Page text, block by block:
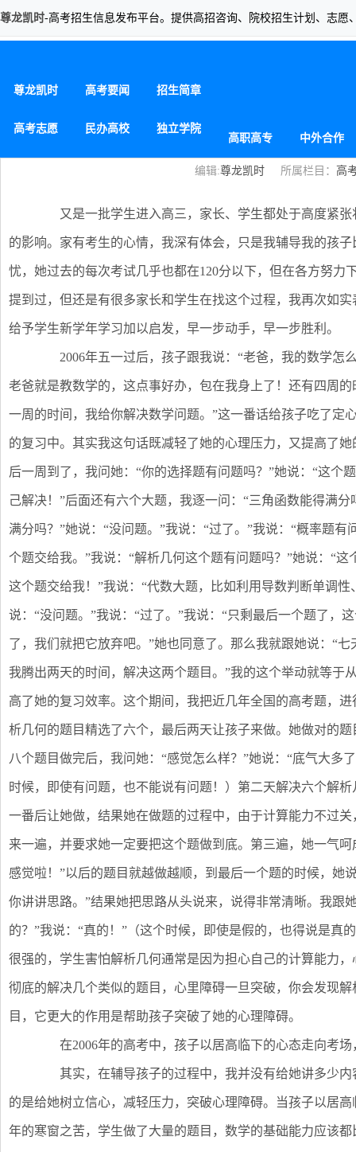
尊龙凯时-高考招生信息发布平台。提供高招咨询、院校招生计划、志愿
尊龙凯时 高考要闻 招生简章
高考志愿 民办高校
独立学院
高职高专
中外合作
编辑:尊龙凯时 所属栏目： 高
又是一批学生进入高三，家长、学生都处于高度紧张
的影响。家有考生的心情，我深有体会，只是我辅导我的孩
忧，她过去的每次考试几乎也都在120分以下，但在各方努力
提到过，但还是有很多家长和学生在找这个过程，我再次如
给予学生新学年学习加以启发，早一步动手，早一步胜利。
2006年五一过后，孩子跟我说：“老爸，我的数学怎
老爸就是教数学的，这点事好办，包在我身上了！还有四周
一周的时间，我给你解决数学问题。”这一番话给孩子吃了定
的复习中。其实我这句话既减轻了她的心理压力，又提高了
后一周到了，我问她：“你的选择题有问题吗？”她说：“这个
己解决！”后面还有六个大题，我逐一问：“三角函数能得满
满分吗？”她说：“没问题。”我说：“过了。”我说：“概率题
个题交给我。”我说：“解析几何这个题有问题吗？”她说：“
这个题交给我！”我说：“代数大题，比如利用导数判断单调
说：“没问题。”我说：“过了。”我说：“只剩最后一个题了，
了，我们就把它放弃吧。”她也同意了。那么我就跟她说：“
我腾出两天的时间，解决这两个题目。”我的这个举动就等于
高了她的复习效率。这个期间，我把近几年全国的高考题，
析几何的题目精选了六个，最后两天让孩子来做。她做对的
八个题目做完后，我问她：“感觉怎么样？”她说：“底气大多
时候，即使有问题，也不能说有问题！）第二天解决六个解
一番后让她做，结果她在做题的过程中，由于计算能力不过
来一遍，并要求她一定要把这个题做到底。第三遍，她一气
感觉啦！”以后的题目就越做越顺，到最后一个题的时候，她
你讲讲思路。”结果她把思路从头说来，说得非常清晰。我跟
的？”我说：“真的！”（这个时候，即使是假的，也得说是真
很强的，学生害怕解析几何通常是因为担心自己的计算能力
彻底的解决几个类似的题目，心里障碍一旦突破，你会发现
目，它更大的作用是帮助孩子突破了她的心理障碍。
在2006年的高考中，孩子以居高临下的心态走向考场
其实，在辅导孩子的过程中，我并没有给她讲多少内
的是给她树立信心，减轻压力，突破心理障碍。当孩子以居
年的寒窗之苦，学生做了大量的题目，数学的基础能力应该